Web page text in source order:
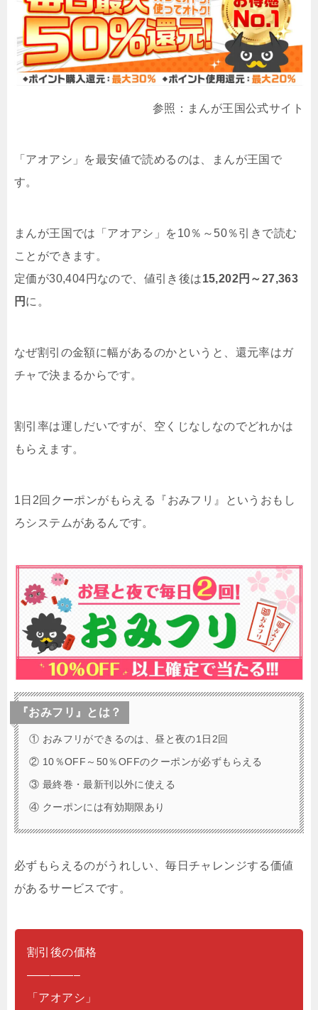
参照：まんが王国公式サイト
「アオアシ」を最安値で読めるのは、まんが王国で
す。
まんが王国では「アオアシ」を10％～50％引きで読む
ことができます。
定価が30,404円なので、値引き後は15,202円～27,363
円 に。
なぜ割引の金額に幅があるのかというと、還元率はガ
チャで決まるからです。
割引率は運しだいですが、空くじなしなのでどれかは
もらえます。
1日2回クーポンがもらえる『おみフリ』というおもし
ろシステムがあるんです。
『おみフリ』とは？
① おみフリができるのは、昼と夜の1日2回
② 10％OFF～50％OFFのクーポンが必ずもらえる
③ 最終巻・最新刊以外に使える
④ クーポンには有効期限あり
必ずもらえるのがうれしい、毎日チャレンジする価値
があるサービスです。
割引後の価格
————–
「アオアシ」